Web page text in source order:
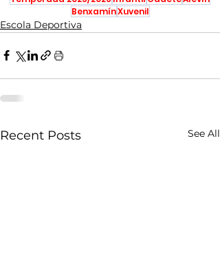
BenxamínXuvenil
Escola Deportiva
Recent Posts See All